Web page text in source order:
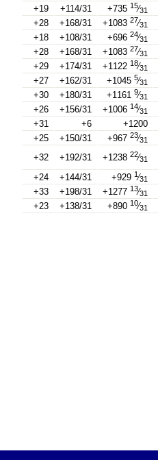
+19
+114/31 +73515⁄31
+28
+168/31 +108327⁄31
+18
+108/31 +69624⁄31
+28
+168/31 +108327⁄31
+29
+174/31 +112218⁄31
+27
+162/31 +10455⁄31
+30
+180/31 +11619⁄31
+26
+156/31 +100614⁄31
+31
+6 +1200
+25
+150/31 +96723⁄31
+32
+192/31 +123822⁄31
+24
+144/31 +9291⁄31
+33
+198/31 +127713⁄31
+23
+138/31 +89010⁄31